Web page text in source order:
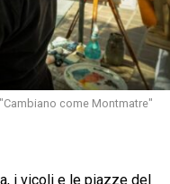
come Montmatre"
i vicoli e le piazze del